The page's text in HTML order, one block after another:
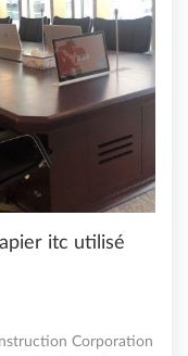
itc utilisé
Corporation